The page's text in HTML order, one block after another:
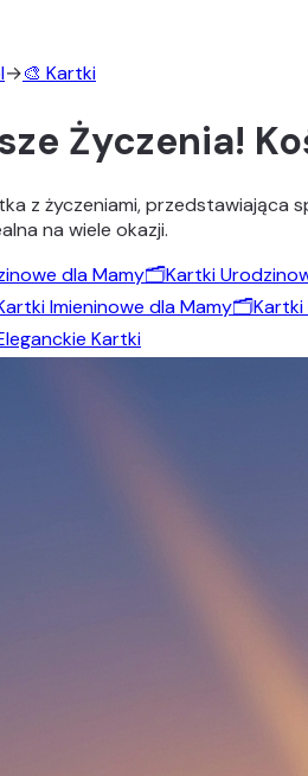
→🎨 Kartki
Życzenia!
z życzeniami, przedstawiająca
na wiele okazji.
dla Mamy🗂️Kartki
Imieninowe dla Mamy🗂️Kartki
Kartki